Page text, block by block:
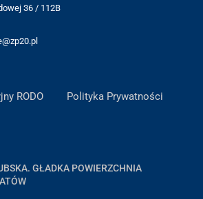
36 / 112B
RODO
Polityka Prywatności
GŁADKA POWIERZCHNIA